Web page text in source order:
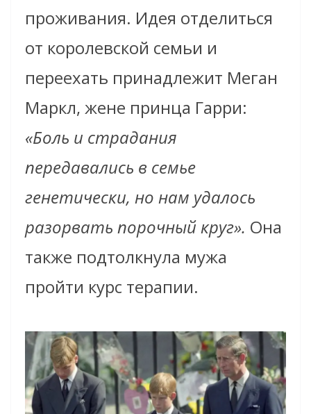
проживания. Идея отделиться
от королевской семьи и
переехать принадлежит Меган
Маркл, жене принца Гарри:
«Боль и страдания
передавались в семье
генетически, но нам удалось
разорвать порочный круг». Она
также подтолкнула мужа
пройти курс терапии.